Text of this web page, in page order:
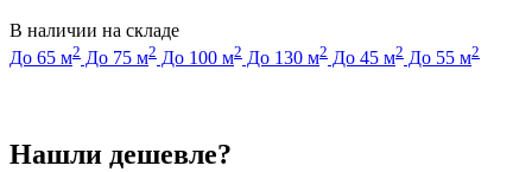
В наличии на складе
До 65 м2 До 75 м2 До 100 м2 До 130 м2 До 45 м2 До 55 м2
Нашли дешевле?